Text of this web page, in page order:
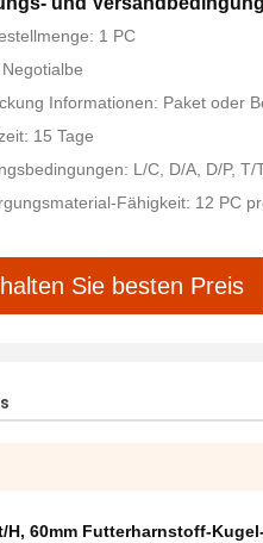
1 PC
Informationen: Paket oder
15 Tage
L/C, D/A, D/P,
Fähigkeit: 12 PC
Sie besten Preis
H, 60mm Futterharnstoff-